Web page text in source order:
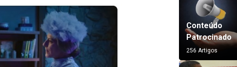
Conteúdo
Patrocinado
256 Artigos